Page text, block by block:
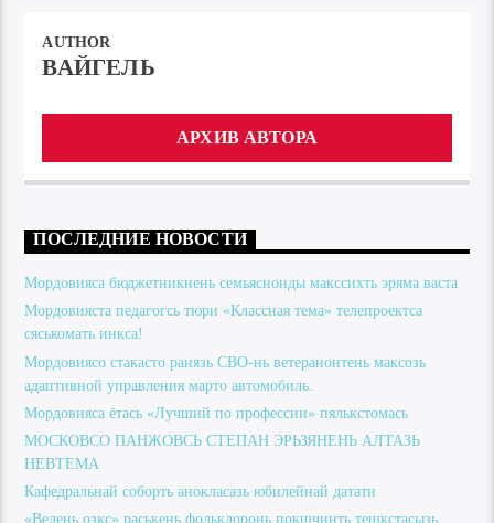
AUTHOR
ВАЙГЕЛЬ
АРХИВ АВТОРА
ПОСЛЕДНИЕ НОВОСТИ
Мордовияса бюджетникнень семьяснонды макссихть эряма васта
Мордовияста педагогсь тюри «Классная тема» телепроектса
сяськомать инкса!
Мордовиясо стакасто ранязь СВО-нь ветеранонтень максозь
адаптивной управления марто автомобиль.
Мордовияса ётась «Лучший по профессии» пялькстомась
МОСКОВСО ПАНЖОВСЬ СТЕПАН ЭРЬЗЯНЕНЬ АЛТАЗЬ
НЕВТЕМА
Кафедральнай соборть анокласазь юбилейнай датати
«Велень озкс» раськень фольклоронь покшчинть тешкстасызь